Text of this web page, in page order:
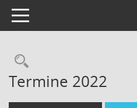
Toggle navigation
Termine 2022